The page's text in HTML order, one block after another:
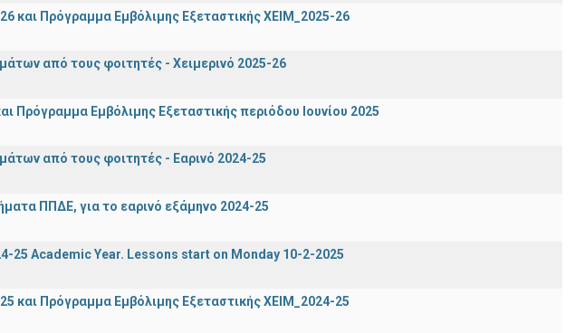
και Πρόγραμμα Εμβόλιμης Εξεταστικής ΧΕΙΜ_2025-26
από τους φοιτητές - Χειμερινό 2025-26
Πρόγραμμα Εμβόλιμης Εξεταστικής περιόδου Ιουνίου 2025
από τους φοιτητές - Εαρινό 2024-25
ΠΠΔΕ, για το εαρινό εξάμηνο 2024-25
25 Academic Year. Lessons start on Monday 10-2-2025
και Πρόγραμμα Εμβόλιμης Εξεταστικής ΧΕΙΜ_2024-25